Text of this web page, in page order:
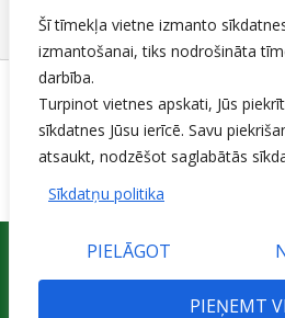
Šī tīmekļa vietne izmanto
izmantošanai, tiks nodrošināta
darbība.
Turpinot vietnes apskati, Jūs
sīkdatnes Jūsu ierīcē. Savu
atsaukt, nodzēšot saglabātās
Sīkdatņu politika
PIELĀGOT
PIEŅEMT
23.08.2021 Tilti By
1 2 3